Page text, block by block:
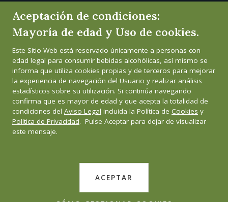
Política de cookies
Política de privacidad
Canal de informante
Aceptación de condiciones:
Mayoría de edad y Uso de cookies.
Este Sitio Web está reservado únicamente a personas con
edad legal para consumir bebidas alcohólicas, así mismo se
informa que utiliza cookies propias y de terceros para mejorar
la experiencia de navegación del Usuario y realizar análisis
estadísticos sobre su utilización. Si continúa navegando
confirma que es mayor de edad y que acepta la totalidad de
condiciones del Aviso Legal incluida la Política de Cookies y
Política de Privacidad. Pulse Aceptar para dejar de visualizar
este mensaje.
ACEPTAR